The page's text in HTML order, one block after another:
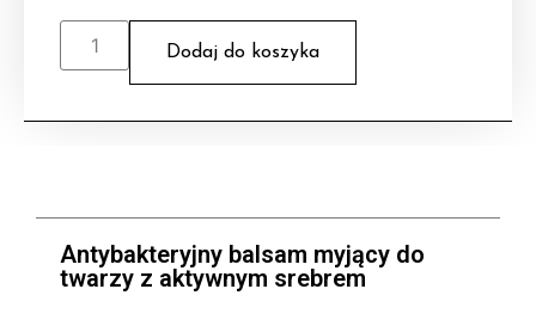
Dodaj do koszyka
Antybakteryjny balsam myjący do
twarzy z aktywnym srebrem